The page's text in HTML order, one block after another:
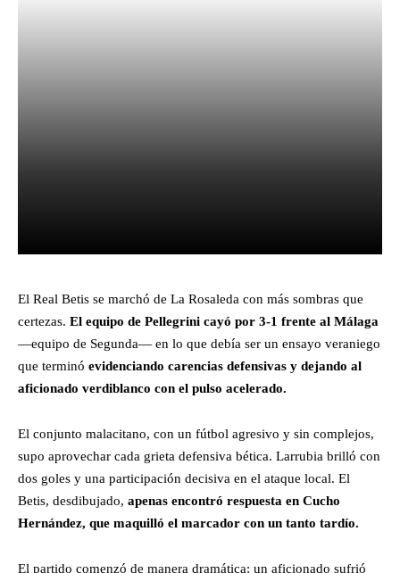
El Real Betis se marchó de La Rosaleda con más sombras que
certezas. El equipo de Pellegrini cayó por 3-1 frente al Málaga
—equipo de Segunda— en lo que debía ser un ensayo veraniego
que terminó evidenciando carencias defensivas y dejando al
aficionado verdiblanco con el pulso acelerado.
El conjunto malacitano, con un fútbol agresivo y sin complejos,
supo aprovechar cada grieta defensiva bética. Larrubia brilló con
dos goles y una participación decisiva en el ataque local. El
Betis, desdibujado, apenas encontró respuesta en Cucho
Hernández, que maquilló el marcador con un tanto tardío.
El partido comenzó de manera dramática: un aficionado sufrió